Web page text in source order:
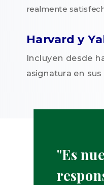
realmente
Harvard y
Incluyen desde
asignatura en
"Es